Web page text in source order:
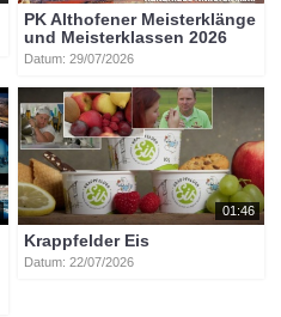
PK Althofener Meisterklänge
und Meisterklassen 2026
Datum: 29/07/2026
01:46
Krappfelder Eis
Datum: 22/07/2026